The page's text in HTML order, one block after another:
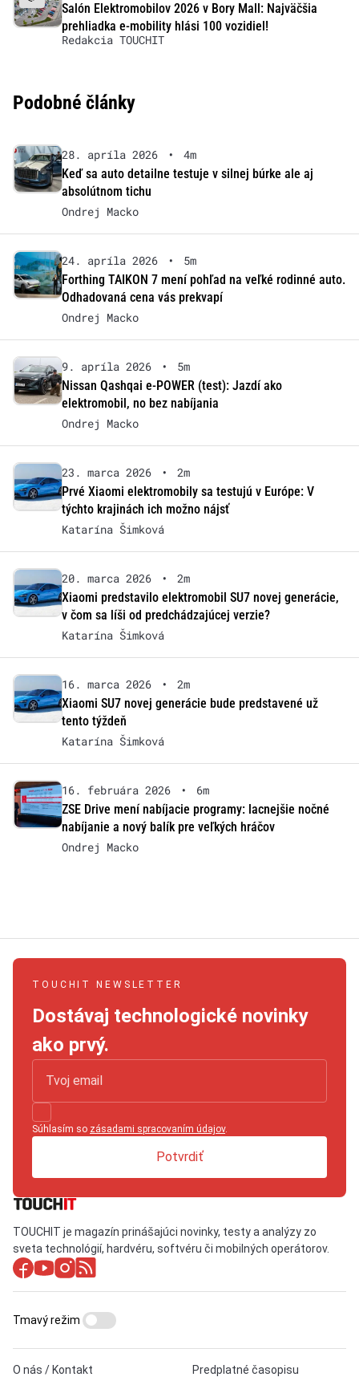
Salón Elektromobilov 2026 v Bory Mall: Najväčšia
prehliadka e-mobility hlási 100 vozidiel!
Redakcia TOUCHIT
Podobné články
28. apríla 2026 •
4m
Keď sa auto detailne testuje v silnej búrke ale aj
absolútnom tichu
Ondrej Macko
24. apríla 2026 •
5m
Forthing TAIKON 7 mení pohľad na veľké rodinné auto.
Odhadovaná cena vás prekvapí
Ondrej Macko
9. apríla 2026 •
5m
Nissan Qashqai e-POWER (test): Jazdí ako
elektromobil, no bez nabíjania
Ondrej Macko
23. marca 2026 •
2m
Prvé Xiaomi elektromobily sa testujú v Európe: V
týchto krajinách ich možno nájsť
Katarína Šimková
20. marca 2026 •
2m
Xiaomi predstavilo elektromobil SU7 novej generácie,
v čom sa líši od predchádzajúcej verzie?
Katarína Šimková
16. marca 2026 •
2m
Xiaomi SU7 novej generácie bude predstavené už
tento týždeň
Katarína Šimková
16. februára 2026 •
6m
ZSE Drive mení nabíjacie programy: lacnejšie nočné
nabíjanie a nový balík pre veľkých hráčov
Ondrej Macko
TOUCHIT NEWSLETTER
Dostávaj technologické novinky
ako prvý.
Súhlasím so zásadami spracovaním údajov.
Potvrdiť
TOUCHIT je magazín prinášajúci novinky, testy a analýzy zo
sveta technológií, hardvéru, softvéru či mobilných operátorov.
O nás / Kontakt Predplatné časopisu
Tmavý režim